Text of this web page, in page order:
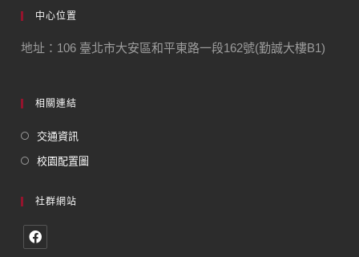
中心位置
地址：106 臺北市大安區和平東路一段162號(勤誠大樓B1)
相關連結
交通資訊
校園配置圖
社群網站